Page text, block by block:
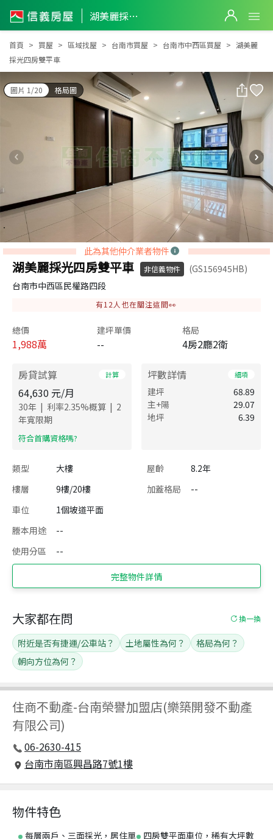
湖美麗採光四房雙平車
湖美麗採光四房雙平車
首頁 買屋 區域找屋 台南市買屋 台南市中西區買屋
湖美麗
採光四房雙平車
圖片 1/20 格局圖
此為其他仲介業者物件
湖美麗採光四房雙平車 非信義物件
(GS156945HB)
台南市中西區民權路四段
有12 人也在關注這間👀
總價
1,988萬
建坪單價
--
格局
4房2廳2衛
房貸試算 計算
64,630 元/月
30年 | 利率2.35%概算 | 2
年寬限期
​符合首購資格嗎?
坪數詳情 細項
建坪
68.89
主+陽
29.07
地坪
6.39
類型 大樓 屋齡
8.2年
樓層
9樓/20樓 加蓋格局
--
車位
1個坡道平面
謄本用途
--
使用分區
--
完整物件詳情
住商不動產-台南榮譽加盟店(樂築開發不動產
有限公司)
06-2630-415
台南市南區興昌路7號1樓
大家都在問 換一換
附近是否有捷運/公車站？ 土地屬性為何？
格局為何？
朝向方位為何？
物件特色
每層兩戶、三面採光，居住單
四房雙平面車位，稀有大坪數